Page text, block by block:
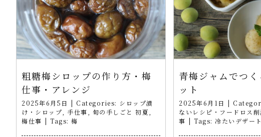
粗糖梅シロップの作り方・梅
仕事・アレンジ
2025年6月5日 | Categories: シロップ漬
け・シロップ
手仕事 旬の手しごと 初夏
梅仕事 | Tags: 梅
青梅ジャムでつ
ット
2025年6月1日 |
ないレシピ・フードロス削
事 | Tags: 冷たいデザート